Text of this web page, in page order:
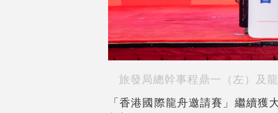
旅發局總幹事程鼎一（左）及
「香港國際龍舟邀請賽」繼續